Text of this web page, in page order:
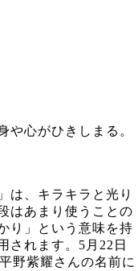
や心がひきしまる。
は、キラキラと光り
はあまり使うことの
り」という意味を持
されます。5月22日
野紫耀さんの名前に